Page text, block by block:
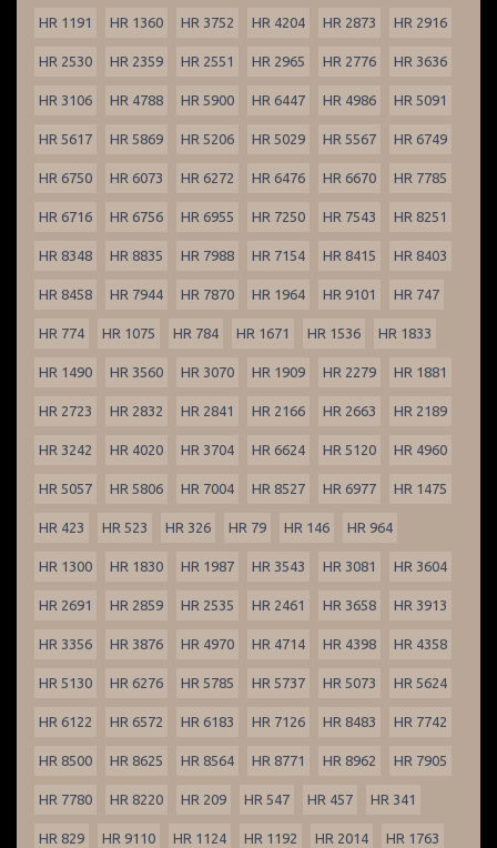
HR 1191 HR 1360 HR 3752 HR 4204 HR 2873 HR 2916
HR 2530 HR 2359 HR 2551 HR 2965 HR 2776 HR 3636
HR 3106 HR 4788 HR 5900 HR 6447 HR 4986 HR 5091
HR 5617 HR 5869 HR 5206 HR 5029 HR 5567 HR 6749
HR 6750 HR 6073 HR 6272 HR 6476 HR 6670 HR 7785
HR 6716 HR 6756 HR 6955 HR 7250 HR 7543 HR 8251
HR 8348 HR 8835 HR 7988 HR 7154 HR 8415 HR 8403
HR 8458 HR 7944 HR 7870 HR 1964 HR 9101 HR 747
HR 774 HR 1075 HR 784 HR 1671 HR 1536 HR 1833
HR 1490 HR 3560 HR 3070 HR 1909 HR 2279 HR 1881
HR 2723 HR 2832 HR 2841 HR 2166 HR 2663 HR 2189
HR 3242 HR 4020 HR 3704 HR 6624 HR 5120 HR 4960
HR 5057 HR 5806 HR 7004 HR 8527 HR 6977 HR 1475
HR 423 HR 523 HR 326 HR 79 HR 146 HR 964
HR 1300 HR 1830 HR 1987 HR 3543 HR 3081 HR 3604
HR 2691 HR 2859 HR 2535 HR 2461 HR 3658 HR 3913
HR 3356 HR 3876 HR 4970 HR 4714 HR 4398 HR 4358
HR 5130 HR 6276 HR 5785 HR 5737 HR 5073 HR 5624
HR 6122 HR 6572 HR 6183 HR 7126 HR 8483 HR 7742
HR 8500 HR 8625 HR 8564 HR 8771 HR 8962 HR 7905
HR 7780 HR 8220 HR 209 HR 547 HR 457 HR 341
HR 829 HR 9110 HR 1124 HR 1192 HR 2014 HR 1763